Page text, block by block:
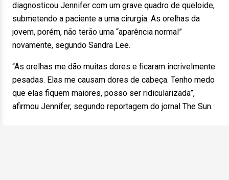
diagnosticou Jennifer com um grave quadro de queloide,
submetendo a paciente a uma cirurgia. As orelhas da
jovem, porém, não terão uma “aparência normal”
novamente, segundo Sandra Lee.
“As orelhas me dão muitas dores e ficaram incrivelmente
pesadas. Elas me causam dores de cabeça. Tenho medo
que elas fiquem maiores, posso ser ridicularizada”,
afirmou Jennifer, segundo reportagem do jornal The Sun.